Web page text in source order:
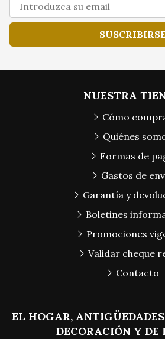
SUSCRIBIRSE
EL HOGAR,
DECORACIÓN Y DE
NUESTRA
Cómo
Quiénes
Formas de
Gastos de
Garantía y
Boletines
Promociones
Validar cheque
Contacto